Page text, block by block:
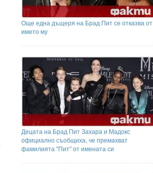
Още една дъщеря на Брад Пит се отказва от
името му
Децата на Брад Пит Захара и Мадокс
официално съобщиха, че премахват
фамилията "Пит" от имената си